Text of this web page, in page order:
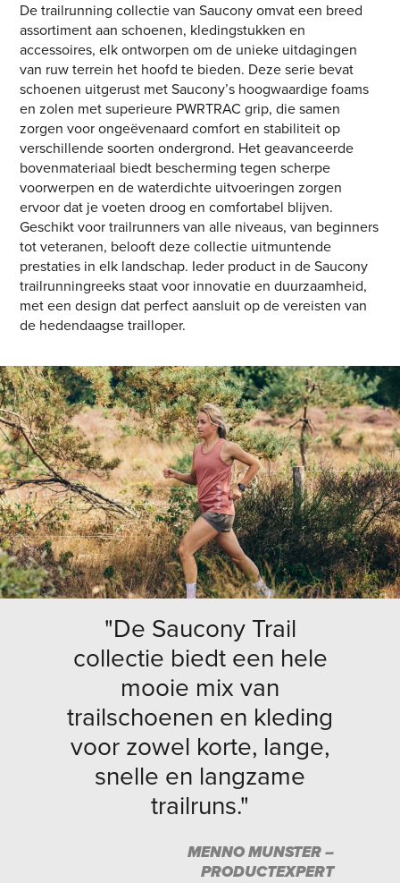
De trailrunning collectie van Saucony omvat een breed
assortiment aan schoenen, kledingstukken en
accessoires, elk ontworpen om de unieke uitdagingen
van ruw terrein het hoofd te bieden. Deze serie bevat
schoenen uitgerust met Saucony’s hoogwaardige foams
en zolen met superieure PWRTRAC grip, die samen
zorgen voor ongeëvenaard comfort en stabiliteit op
verschillende soorten ondergrond. Het geavanceerde
bovenmateriaal biedt bescherming tegen scherpe
voorwerpen en de waterdichte uitvoeringen zorgen
ervoor dat je voeten droog en comfortabel blijven.
Geschikt voor trailrunners van alle niveaus, van beginners
tot veteranen, belooft deze collectie uitmuntende
prestaties in elk landschap. Ieder product in de Saucony
trailrunningreeks staat voor innovatie en duurzaamheid,
met een design dat perfect aansluit op de vereisten van
de hedendaagse trailloper.
"De Saucony Trail
collectie biedt een hele
mooie mix van
trailschoenen en kleding
voor zowel korte, lange,
snelle en langzame
trailruns."
MENNO MUNSTER –
PRODUCTEXPERT